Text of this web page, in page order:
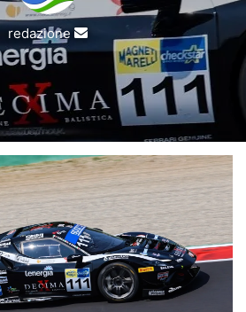
redazione
Invia
un'email